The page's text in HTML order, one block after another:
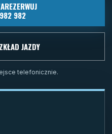
982
JAZDY
telefonicznie.